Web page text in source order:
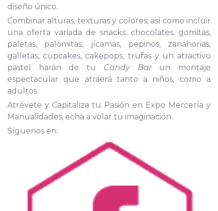
diseño único.
Combinar alturas, texturas y colores; así como incluir
una oferta variada de snacks: chocolates, gomitas,
paletas, palomitas, jícamas, pepinos, zanahorias,
galletas, cupcakes, cakepops, trufas y un atractivo
pastel harán de tu Candy Barun montaje
espectacular que atraerá tanto a niños, como a
adultos.
Atrévete y Capitaliza tu Pasión en Expo Mercería y
Manualidades, echa a volar tu imaginación.
Síguenos en: